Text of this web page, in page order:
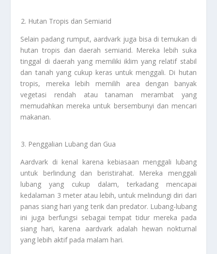
Hutan Tropis dan Semiarid
Selain padang rumput, aardvark juga bisa di temukan di
hutan tropis dan daerah semiarid. Mereka lebih suka
tinggal di daerah yang memiliki iklim yang relatif stabil
dan tanah yang cukup keras untuk menggali. Di hutan
tropis, mereka lebih memilih area dengan banyak
vegetasi rendah atau tanaman merambat yang
memudahkan mereka untuk bersembunyi dan mencari
makanan.
Penggalian Lubang dan Gua
Aardvark di kenal karena kebiasaan menggali lubang
untuk berlindung dan beristirahat. Mereka menggali
lubang yang cukup dalam, terkadang mencapai
kedalaman 3 meter atau lebih, untuk melindungi diri dari
panas siang hari yang terik dan predator. Lubang-lubang
ini juga berfungsi sebagai tempat tidur mereka pada
siang hari, karena aardvark adalah hewan nokturnal
yang lebih aktif pada malam hari.